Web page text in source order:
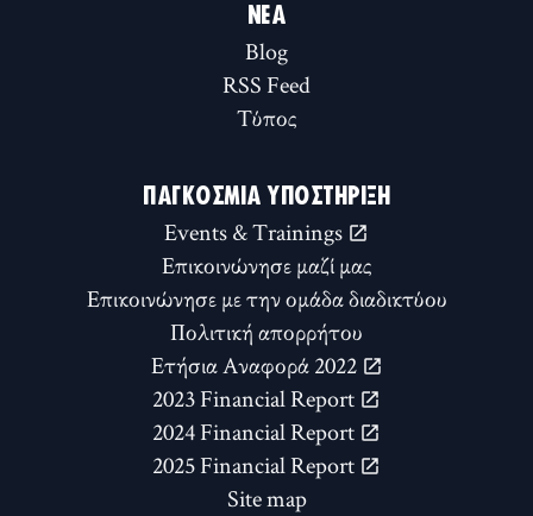
ΝΈΑ
Blog
RSS Feed
Τύπος
ΠΑΓΚΌΣΜΙΑ ΥΠΟΣΤΉΡΙΞΗ
Events & Trainings
Επικοινώνησε μαζί μας
Επικοινώνησε με την ομάδα διαδικτύου
Πολιτική απορρήτου
Ετήσια Αναφορά 2022
2023 Financial Report
2024 Financial Report
2025 Financial Report
Site map